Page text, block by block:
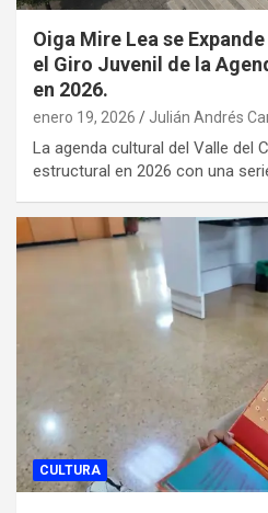
Oiga Mire Lea se
el Giro Juvenil de la
en 2026.
enero 19, 2026 Julián Andrés
La agenda cultural del Valle del
estructural en 2026 con una
CULTURA